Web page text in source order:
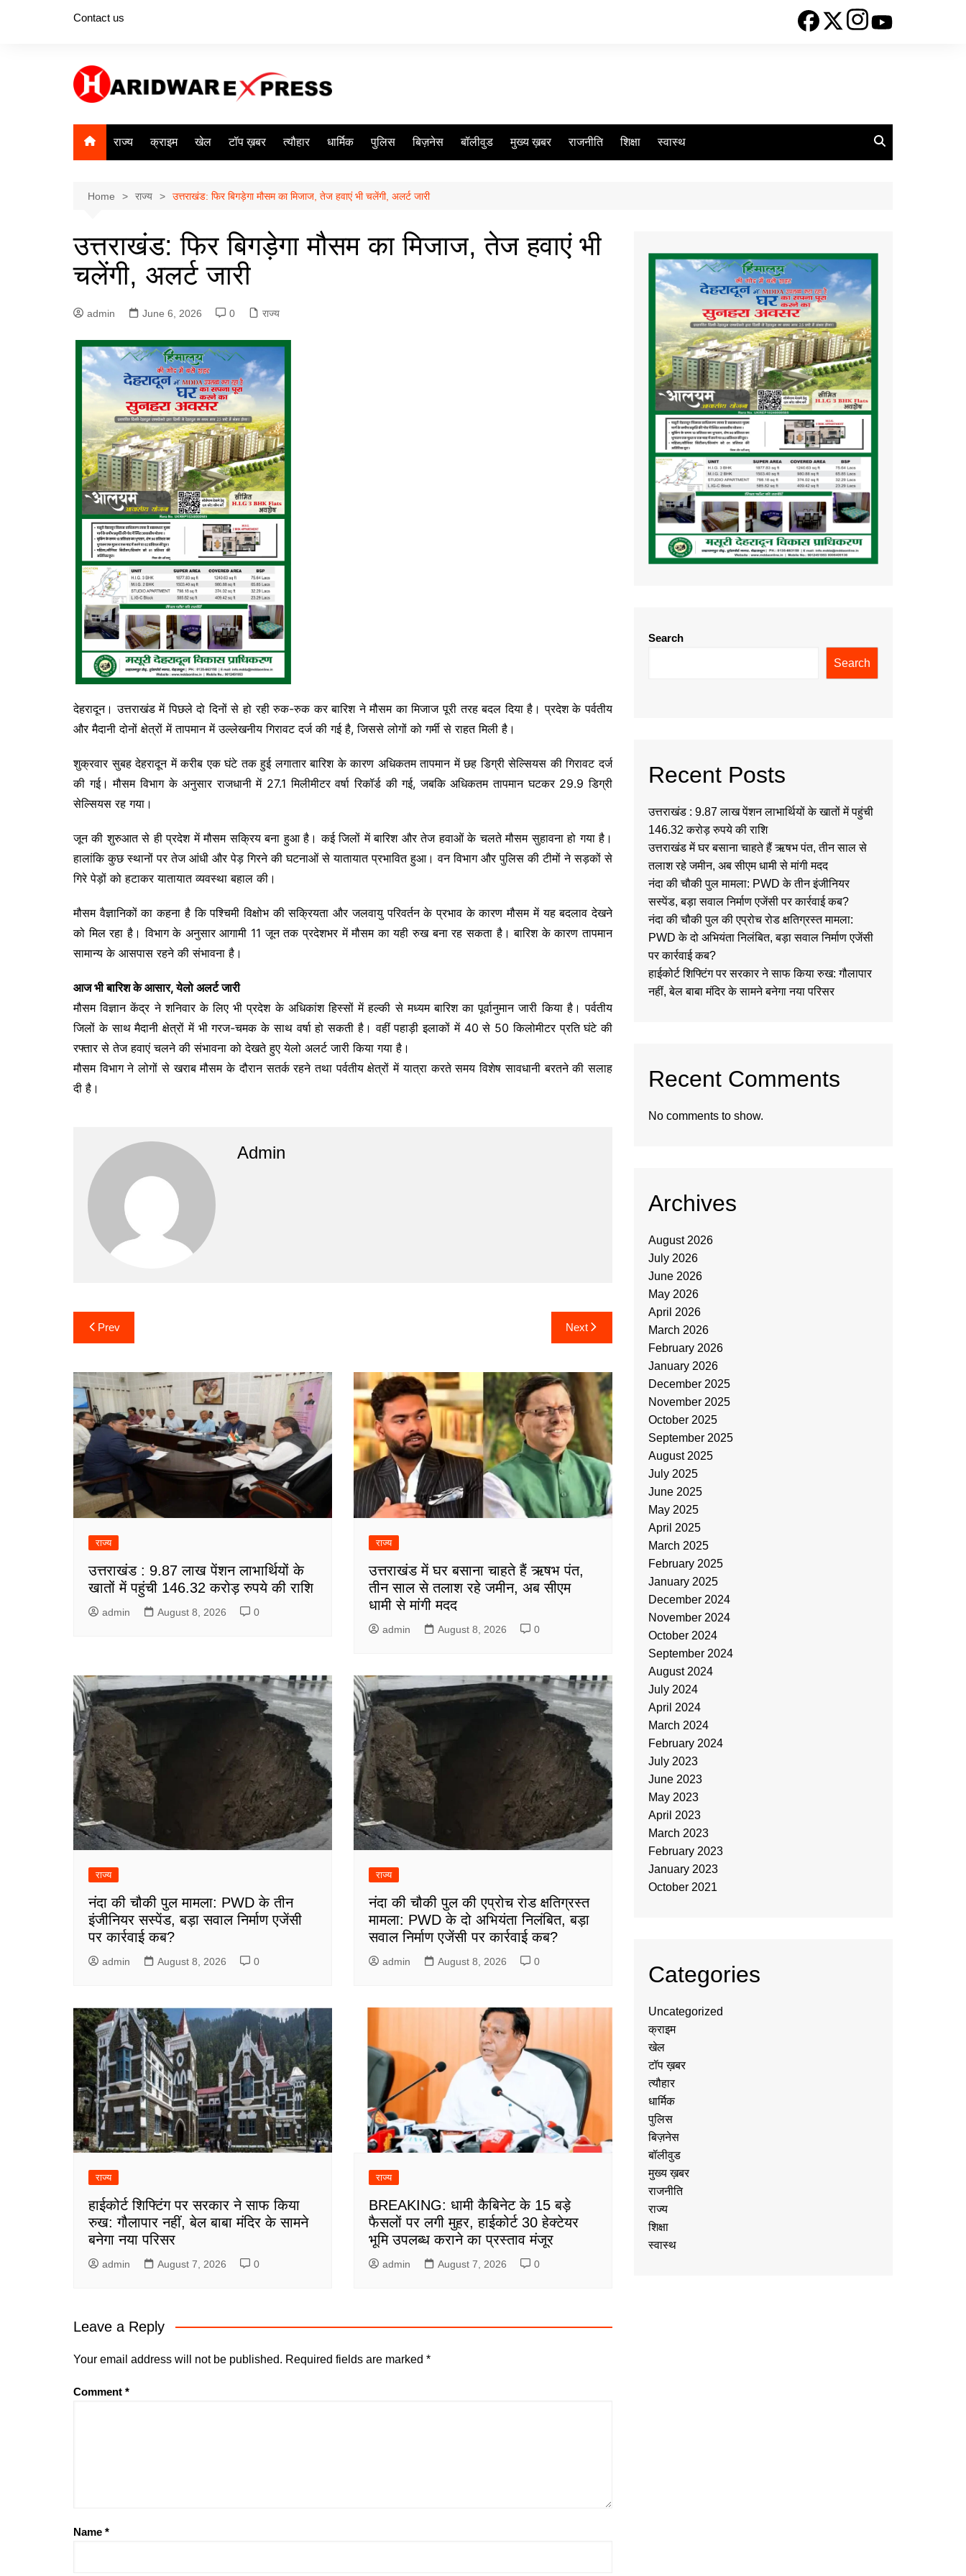
Contact us
राज्य क्राइम खेल टॉप ख़बर त्यौहार धार्मिक पुलिस बिज़नेस बॉलीवुड मुख्य ख़बर राजनीति शिक्षा स्वास्थ
Home राज्य उत्तराखंड: फिर बिगड़ेगा मौसम का मिजाज, तेज हवाएं भी चलेंगी, अलर्ट जारी
उत्तराखंड: फिर बिगड़ेगा मौसम का मिजाज, तेज हवाएं भी
चलेंगी, अलर्ट जारी
admin June 6, 2026 0 राज्य
देहरादून। उत्तराखंड में पिछले दो दिनों से हो रही रुक-रुक कर बारिश ने मौसम का मिजाज पूरी तरह बदल दिया है। प्रदेश के पर्वतीय
और मैदानी दोनों क्षेत्रों में तापमान में उल्लेखनीय गिरावट दर्ज की गई है, जिससे लोगों को गर्मी से राहत मिली है।
शुक्रवार सुबह देहरादून में करीब एक घंटे तक हुई लगातार बारिश के कारण अधिकतम तापमान में छह डिग्री सेल्सियस की गिरावट दर्ज
की गई। मौसम विभाग के अनुसार राजधानी में 27.1 मिलीमीटर वर्षा रिकॉर्ड की गई, जबकि अधिकतम तापमान घटकर 29.9 डिग्री
सेल्सियस रह गया।
जून की शुरुआत से ही प्रदेश में मौसम सक्रिय बना हुआ है। कई जिलों में बारिश और तेज हवाओं के चलते मौसम सुहावना हो गया है।
हालांकि कुछ स्थानों पर तेज आंधी और पेड़ गिरने की घटनाओं से यातायात प्रभावित हुआ। वन विभाग और पुलिस की टीमों ने सड़कों से
गिरे पेड़ों को हटाकर यातायात व्यवस्था बहाल की।
मौसम वैज्ञानिकों का कहना है कि पश्चिमी विक्षोभ की सक्रियता और जलवायु परिवर्तन के प्रभाव के कारण मौसम में यह बदलाव देखने
को मिल रहा है। विभाग के अनुसार आगामी 11 जून तक प्रदेशभर में मौसम का यही रुख बना रह सकता है। बारिश के कारण तापमान
सामान्य के आसपास रहने की संभावना है।
आज भी बारिश के आसार, येलो अलर्ट जारी
मौसम विज्ञान केंद्र ने शनिवार के लिए भी प्रदेश के अधिकांश हिस्सों में हल्की से मध्यम बारिश का पूर्वानुमान जारी किया है। पर्वतीय
जिलों के साथ मैदानी क्षेत्रों में भी गरज-चमक के साथ वर्षा हो सकती है। वहीं पहाड़ी इलाकों में 40 से 50 किलोमीटर प्रति घंटे की
रफ्तार से तेज हवाएं चलने की संभावना को देखते हुए येलो अलर्ट जारी किया गया है।
मौसम विभाग ने लोगों से खराब मौसम के दौरान सतर्क रहने तथा पर्वतीय क्षेत्रों में यात्रा करते समय विशेष सावधानी बरतने की सलाह
दी है।
Admin
Post
navigation
Prev Next
राज्य
उत्तराखंड : 9.87 लाख पेंशन लाभार्थियों के
खातों में पहुंची 146.32 करोड़ रुपये की राशि
admin August 8, 2026 0
राज्य
उत्तराखंड में घर बसाना चाहते हैं ऋषभ पंत,
तीन साल से तलाश रहे जमीन, अब सीएम
धामी से मांगी मदद
admin August 8, 2026 0
राज्य
नंदा की चौकी पुल मामला: PWD के तीन
इंजीनियर सस्पेंड, बड़ा सवाल निर्माण एजेंसी
पर कार्रवाई कब?
admin August 8, 2026 0
राज्य
नंदा की चौकी पुल की एप्रोच रोड क्षतिग्रस्त
मामला: PWD के दो अभियंता निलंबित, बड़ा
सवाल निर्माण एजेंसी पर कार्रवाई कब?
admin August 8, 2026 0
राज्य
हाईकोर्ट शिफ्टिंग पर सरकार ने साफ किया
रुख: गौलापार नहीं, बेल बाबा मंदिर के सामने
बनेगा नया परिसर
admin August 7, 2026 0
राज्य
BREAKING: धामी कैबिनेट के 15 बड़े
फैसलों पर लगी मुहर, हाईकोर्ट 30 हेक्टेयर
भूमि उपलब्ध कराने का प्रस्ताव मंजूर
admin August 7, 2026 0
Leave a Reply
Your email address will not be published. Required fields are marked *
Comment *
Name *
Search
Search
Recent Posts
उत्तराखंड : 9.87 लाख पेंशन लाभार्थियों के खातों में पहुंची
146.32 करोड़ रुपये की राशि
उत्तराखंड में घर बसाना चाहते हैं ऋषभ पंत, तीन साल से
तलाश रहे जमीन, अब सीएम धामी से मांगी मदद
नंदा की चौकी पुल मामला: PWD के तीन इंजीनियर
सस्पेंड, बड़ा सवाल निर्माण एजेंसी पर कार्रवाई कब?
नंदा की चौकी पुल की एप्रोच रोड क्षतिग्रस्त मामला:
PWD के दो अभियंता निलंबित, बड़ा सवाल निर्माण एजेंसी
पर कार्रवाई कब?
हाईकोर्ट शिफ्टिंग पर सरकार ने साफ किया रुख: गौलापार
नहीं, बेल बाबा मंदिर के सामने बनेगा नया परिसर
Recent Comments
No comments to show.
Archives
August 2026
July 2026
June 2026
May 2026
April 2026
March 2026
February 2026
January 2026
December 2025
November 2025
October 2025
September 2025
August 2025
July 2025
June 2025
May 2025
April 2025
March 2025
February 2025
January 2025
December 2024
November 2024
October 2024
September 2024
August 2024
July 2024
April 2024
March 2024
February 2024
July 2023
June 2023
May 2023
April 2023
March 2023
February 2023
January 2023
October 2021
Categories
Uncategorized
क्राइम
खेल
टॉप ख़बर
त्यौहार
धार्मिक
पुलिस
बिज़नेस
बॉलीवुड
मुख्य ख़बर
राजनीति
राज्य
शिक्षा
स्वास्थ